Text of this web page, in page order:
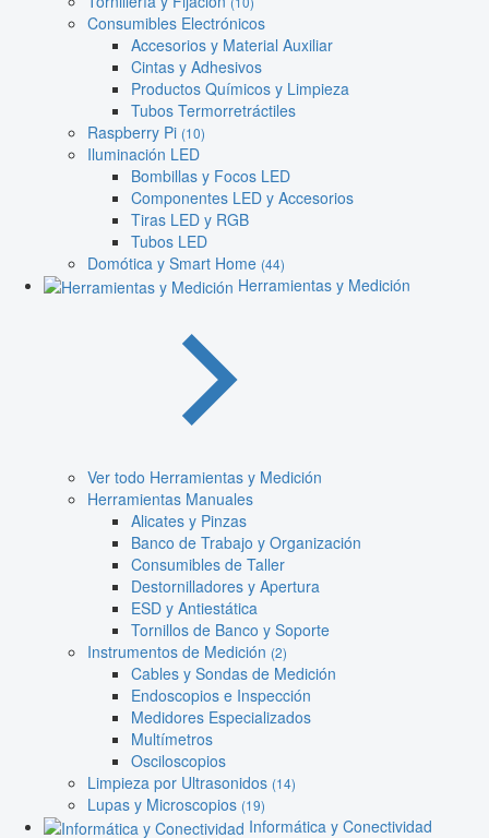
Consumibles Electrónicos
Accesorios y Material Auxiliar
Cintas y Adhesivos
Productos Químicos y Limpieza
Tubos Termorretráctiles
Raspberry Pi (10)
Iluminación LED
Bombillas y Focos LED
Componentes LED y Accesorios
Tiras LED y RGB
Tubos LED
Domótica y Smart Home (44)
Herramientas y Medición
Ver todo Herramientas y Medición
Herramientas Manuales
Alicates y Pinzas
Banco de Trabajo y Organización
Consumibles de Taller
Destornilladores y Apertura
ESD y Antiestática
Tornillos de Banco y Soporte
Instrumentos de Medición (2)
Cables y Sondas de Medición
Endoscopios e Inspección
Medidores Especializados
Multímetros
Osciloscopios
Limpieza por Ultrasonidos (14)
Lupas y Microscopios (19)
Informática y Conectividad